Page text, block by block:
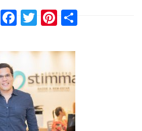
WhatsApp
Facebook
TwitterPinterest